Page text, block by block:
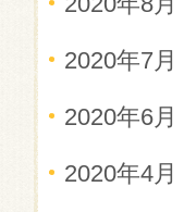
2020年7月
2020年6月
2020年4月